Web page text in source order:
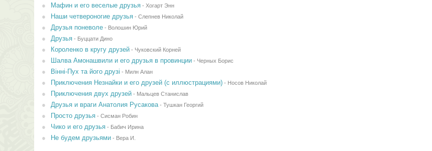
Мафин и его веселые друзья- Хогарт Энн
Наши четвероногие друзья- Слепнев Николай
Друзья поневоле- Волошин Юрий
Друзья- Буццати Дино
Короленко в кругу друзей- Чуковский Корней
Шалва Амонашвили и его друзья в провинции- Черных Борис
Вінні-Пух та його друзі - Милн Алан
Приключения Незнайки и его друзей (с иллюстрациями)- Носов Николай
Приключения двух друзей- Мальцев Станислав
Друзья и враги Анатолия Русакова- Тушкан Георгий
Просто друзья- Сисман Робин
Чико и его друзья- Бабич Ирина
Не будем друзьями- Вера И.